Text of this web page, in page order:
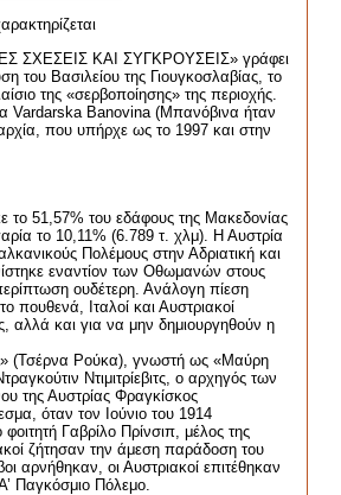
ΣΧΕΣΕΙΣ ΚΑΙ ΣΥΓΚΡΟΥΣΕΙΣ» γράφει
του Βασιλείου της Γιουγκοσλαβίας, το
της «σερβοποίησης» της περιοχής.
Vardarska Banovina (Μπανόβινα ήταν
που υπήρχε ως το 1997 και στην
το 51,57% του εδάφους της Μακεδονίας
το 10,11% (6.789 τ. χλμ). Η Αυστρία
Πολέμους στην Αδριατική και
εναντίον των Οθωμανών στους
ουδέτερη. Ανάλογη πίεση
πουθενά, Ιταλοί και Αυστριακοί
αλλά και για να μην δημιουργηθούν η
» (Τσέρνα Ρούκα), γνωστή ως «Μαύρη
Ντιμιτρίεβιτς, ο αρχηγός των
της Αυστρίας Φραγκίσκος
όταν τον Ιούνιο του 1914
Γαβρίλο Πρίνσιπ, μέλος της
ζήτησαν την άμεση παράδοση του
αρνήθηκαν, οι Αυστριακοί επιτέθηκαν
Παγκόσμιο Πόλεμο.